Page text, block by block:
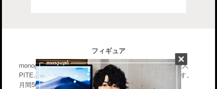
フィギュア
monographはiPhone・Macなどのガジェットを中心に管理人
PITE.の気になるモノを幅広く紹介するブログメディアです。
月間50〜70万PV。気軽に楽しんで行って下さい。